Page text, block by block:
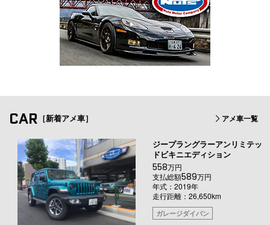
CAR ［新着アメ車］ アメ車一覧
ジープラングラーアンリミテッ
ドビキニエディション
558万円
支払総額589万円
年式：2019年
走行距離：26,650km
ガレージダイバン